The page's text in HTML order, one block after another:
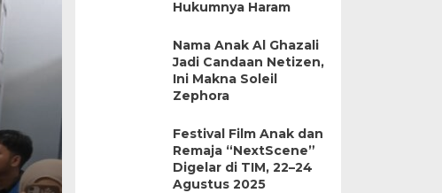
Hukumnya Haram
Nama Anak Al Ghazali
Jadi Candaan Netizen,
Ini Makna Soleil
Zephora
Festival Film Anak dan
Remaja “NextScene”
Digelar di TIM, 22–24
Agustus 2025